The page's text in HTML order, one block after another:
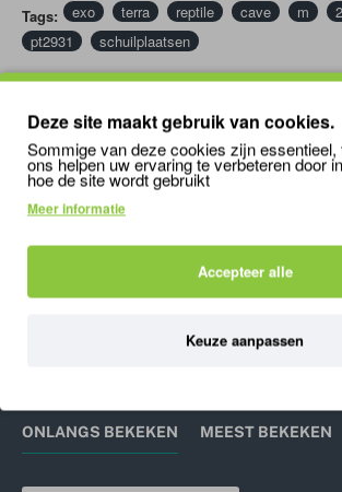
Tags: exo terra reptile cave m
pt2931
schuilplaatsen
'); mywindow.document.close();
ONLANGS BEKEKEN MEEST BEKEKEN
Deze site maakt gebruik van cookies.
Sommige van deze cookies zijn essentieel,
ons helpen uw ervaring te verbeteren door
hoe de site wordt gebruikt
Meer informatie
Accepteer alle
Keuze aanpassen